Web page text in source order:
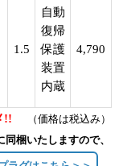
1.5
自動
復帰
保護
装置
内蔵
4,790
!!
（価格は税込み）
梱いたしますので、